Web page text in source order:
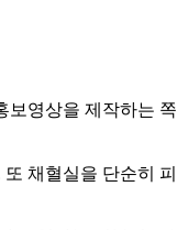
영상을 제작하는
채혈실을 단순히